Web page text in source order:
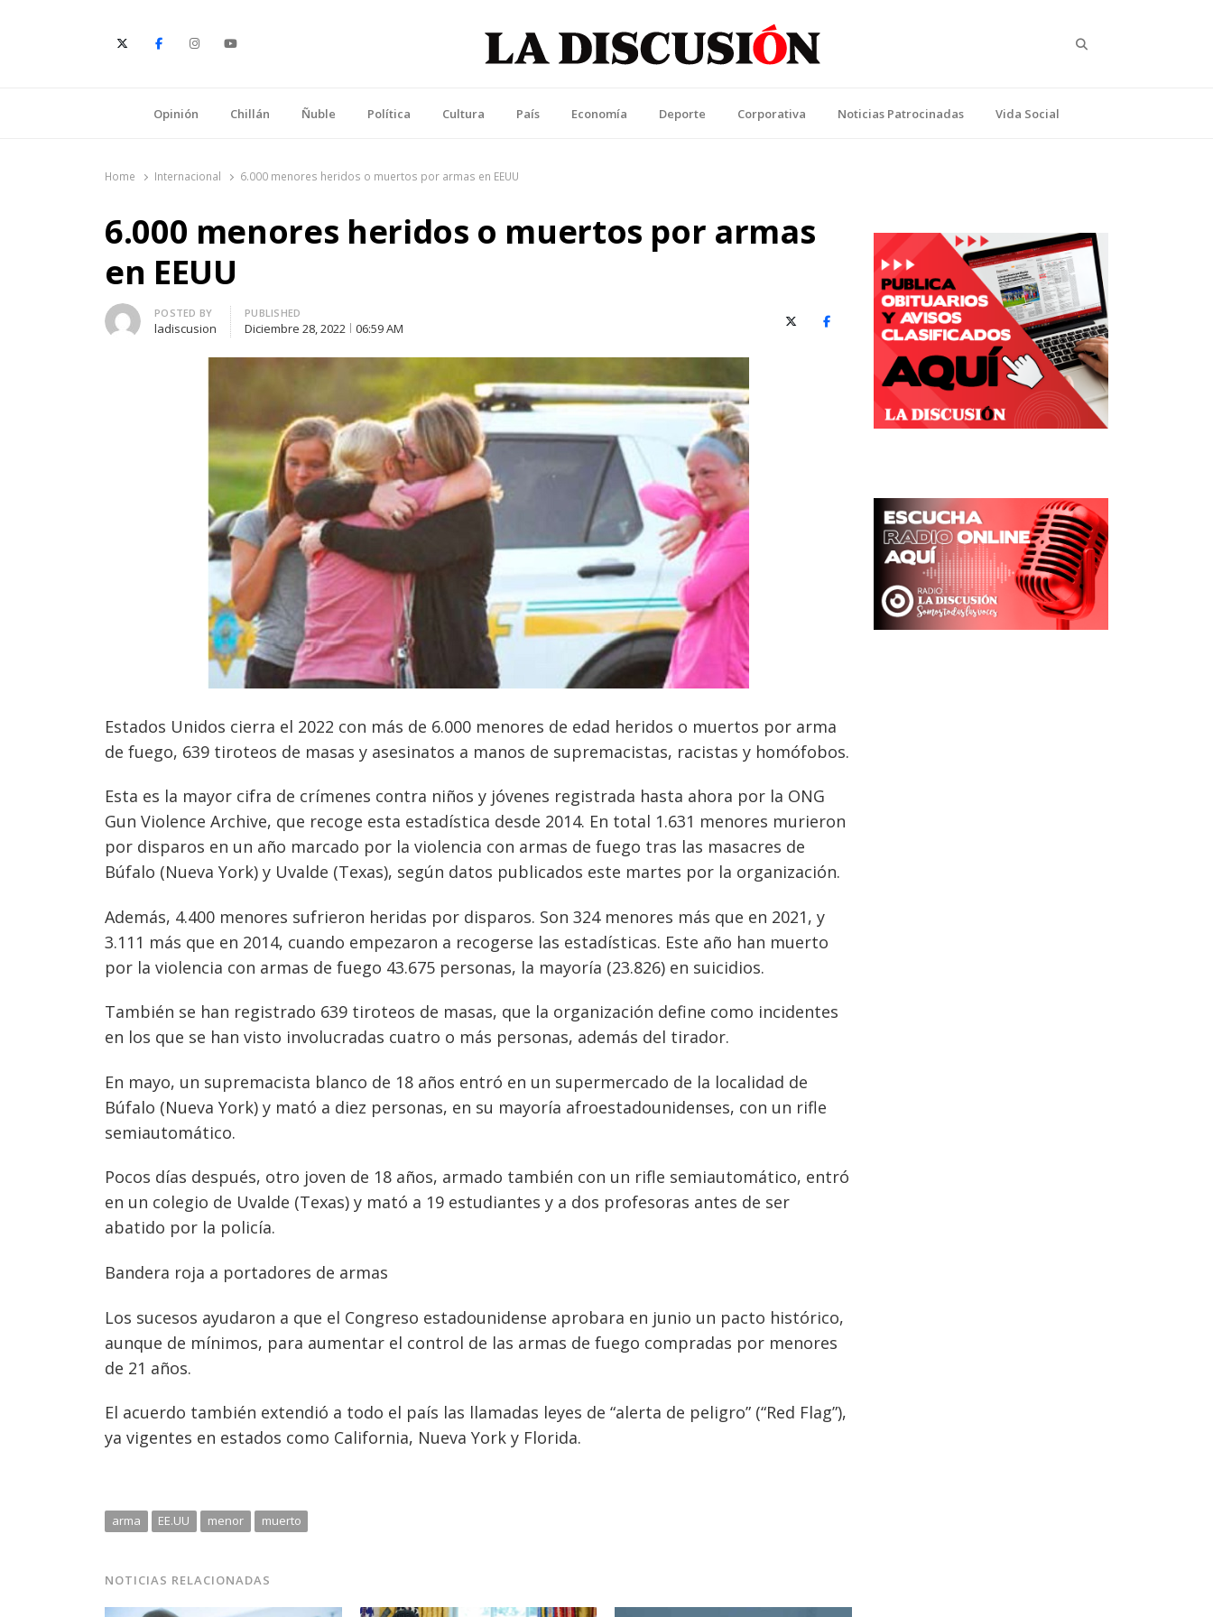
Opinión Chillán Ñuble Política Cultura País Economía Deporte Corporativa Noticias Patrocinadas Vida Social
Home Internacional 6.000 menores heridos o muertos por armas en EEUU
6.000 menores heridos o muertos por armas
en EEUU
Author
POSTED BY
ladiscusion
PUBLISHED
Diciembre 28, 2022 06:59 AM X (Twitter)Facebook
Estados Unidos cierra el 2022 con más de 6.000 menores de edad heridos o muertos por arma
de fuego, 639 tiroteos de masas y asesinatos a manos de supremacistas, racistas y homófobos.
Esta es la mayor cifra de crímenes contra niños y jóvenes registrada hasta ahora por la ONG
Gun Violence Archive, que recoge esta estadística desde 2014. En total 1.631 menores murieron
por disparos en un año marcado por la violencia con armas de fuego tras las masacres de
Búfalo (Nueva York) y Uvalde (Texas), según datos publicados este martes por la organización.
Además, 4.400 menores sufrieron heridas por disparos. Son 324 menores más que en 2021, y
3.111 más que en 2014, cuando empezaron a recogerse las estadísticas. Este año han muerto
por la violencia con armas de fuego 43.675 personas, la mayoría (23.826) en suicidios.
También se han registrado 639 tiroteos de masas, que la organización define como incidentes
en los que se han visto involucradas cuatro o más personas, además del tirador.
En mayo, un supremacista blanco de 18 años entró en un supermercado de la localidad de
Búfalo (Nueva York) y mató a diez personas, en su mayoría afroestadounidenses, con un rifle
semiautomático.
Pocos días después, otro joven de 18 años, armado también con un rifle semiautomático, entró
en un colegio de Uvalde (Texas) y mató a 19 estudiantes y a dos profesoras antes de ser
abatido por la policía.
Bandera roja a portadores de armas
Los sucesos ayudaron a que el Congreso estadounidense aprobara en junio un pacto histórico,
aunque de mínimos, para aumentar el control de las armas de fuego compradas por menores
de 21 años.
El acuerdo también extendió a todo el país las llamadas leyes de “alerta de peligro” (“Red Flag”),
ya vigentes en estados como California, Nueva York y Florida.
arma EE.UU menor muerto
NOTICIAS RELACIONADAS
Navegación